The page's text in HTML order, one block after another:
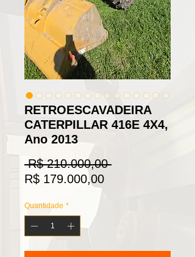
RETROESCAVADEIRA
CATERPILLAR 416E 4X4,
Ano 2013
R$ 210.000,00 Preço
R$ 179.000,00Preço
Quantidade *